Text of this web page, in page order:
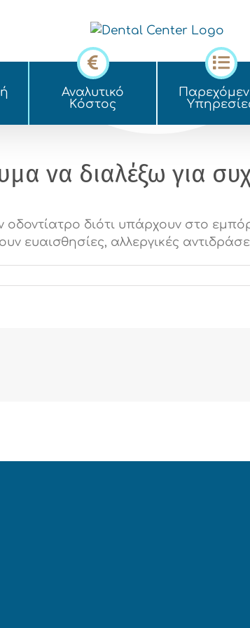
Αναλυτικό
Kόστος
να διαλέξω για
οδοντίατρο διότι υπάρχουν στο
ευαισθησίες, αλλεργικές